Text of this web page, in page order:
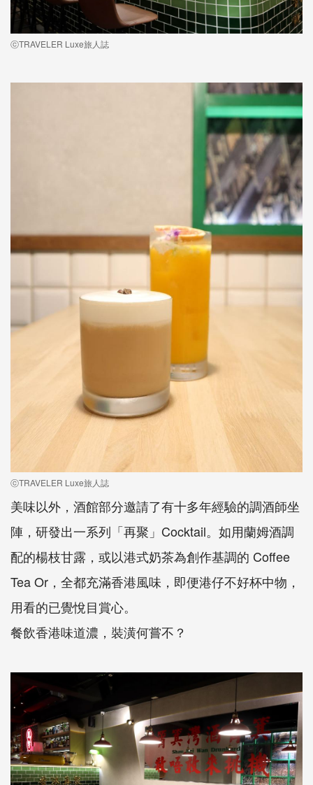
ⓒTRAVELER Luxe旅人誌
ⓒTRAVELER Luxe旅人誌
美味以外，酒館部分邀請了有十多年經驗的調酒師坐
陣，研發出一系列「再聚」Cocktail。如用蘭姆酒調
配的楊枝甘露，或以港式奶茶為創作基調的 Coffee
Tea Or，全都充滿香港風味，即便港仔不好杯中物，
用看的已覺悅目賞心。
餐飲香港味道濃，裝潢何嘗不？